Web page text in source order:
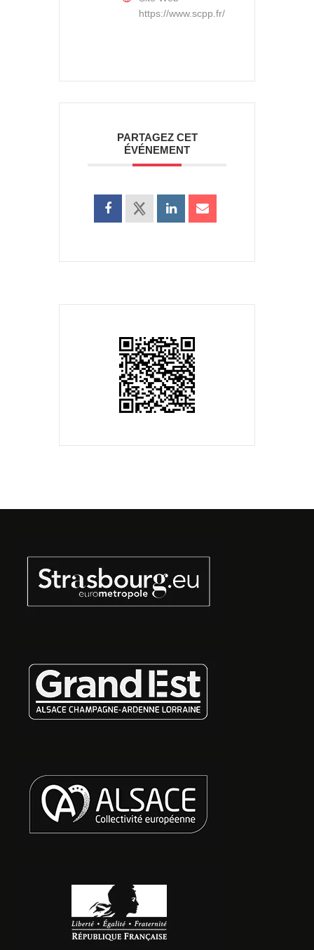
https://www.scpp.fr/
PARTAGEZ CET
ÉVÉNEMENT